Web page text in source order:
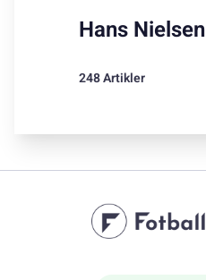
Hans Nielsen
248 Artikler